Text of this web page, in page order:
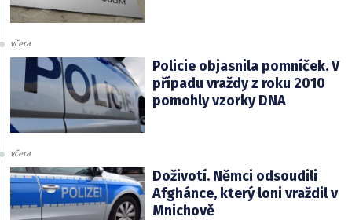
včera
Policie objasnila pomníček. V
případu vraždy z roku 2010
pomohly vzorky DNA
včera
Doživotí. Němci odsoudili
Afghánce, který loni vraždil v
Mnichově